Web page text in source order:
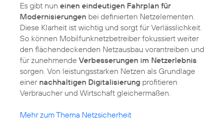
Es gibt nun einen eindeutigen Fahrplan für
Modernisierungen bei definierten Netzelementen.
Diese Klarheit ist wichtig und sorgt für Verlässlichkeit.
So können Mobilfunknetzbetreiber fokussiert weiter
den flächendeckenden Netzausbau vorantreiben und
für zunehmende Verbesserungen im Netzerlebnis
sorgen. Von leistungsstarken Netzen als Grundlage
einer nachhaltigen Digitalisierung profitieren
Verbraucher und Wirtschaft gleichermaßen.
Mehr zum Thema Netzsicherheit